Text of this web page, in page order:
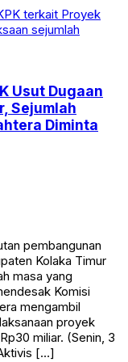
Usut Dugaan
Sejumlah
Diminta
pembangunan
Kolaka Timur
masa yang
Komisi
mengambil
proyek
miliar. (Senin, 3
[…]